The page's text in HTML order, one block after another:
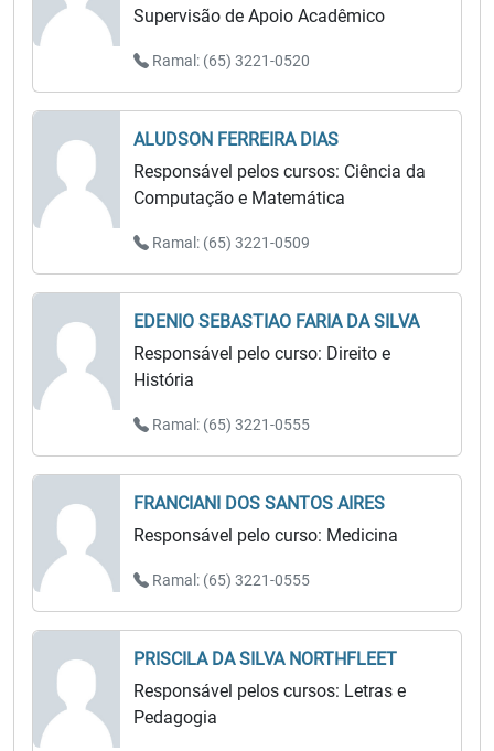
Supervisão de Apoio Acadêmico
Ramal: (65) 3221-0520
ALUDSON FERREIRA DIAS
Responsável pelos cursos: Ciência da
Computação e Matemática
Ramal: (65) 3221-0509
EDENIO SEBASTIAO FARIA DA SILVA
Responsável pelo curso: Direito e
História
Ramal: (65) 3221-0555
FRANCIANI DOS SANTOS AIRES
Responsável pelo curso: Medicina
Ramal: (65) 3221-0555
PRISCILA DA SILVA NORTHFLEET
Responsável pelos cursos: Letras e
Pedagogia